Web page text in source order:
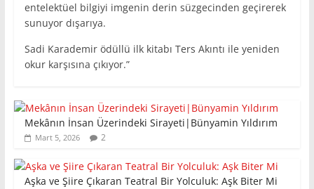
entelektüel bilgiyi imgenin derin süzgecinden geçirerek
sunuyor dışarıya.
Sadi Karademir ödüllü ilk kitabı Ters Akıntı ile yeniden
okur karşısına çıkıyor.”
Mekânın İnsan Üzerindeki Sirayeti|Bünyamin Yıldırım
Mart 5, 2026 2
Aşka ve Şiire Çıkaran Teatral Bir Yolculuk: Aşk Biter Mi